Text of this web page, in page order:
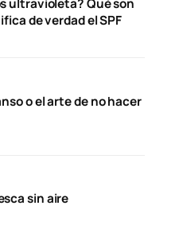
ultravioleta? Qué son
de verdad el SPF
o el arte de no hacer
sin aire